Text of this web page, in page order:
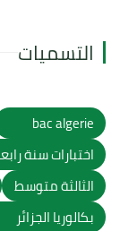
التسميات
bac algerie
اختبارات سنة
الثالثة متوسط
بكالوريا الجزائر